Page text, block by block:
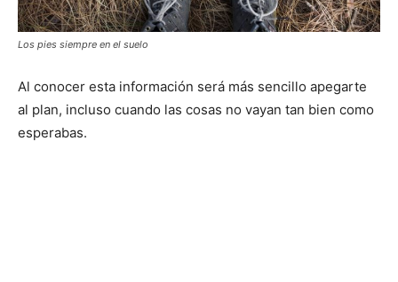
Los pies siempre en el suelo
Al conocer esta información será más sencillo apegarte
al plan, incluso cuando las cosas no vayan tan bien como
esperabas.